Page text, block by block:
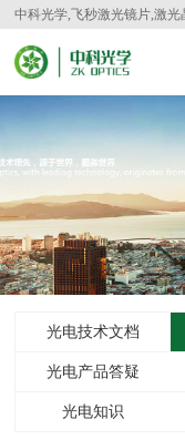
中科光学,飞秒激光镜片,激
光电技术文档
光电产品答疑
光电知识